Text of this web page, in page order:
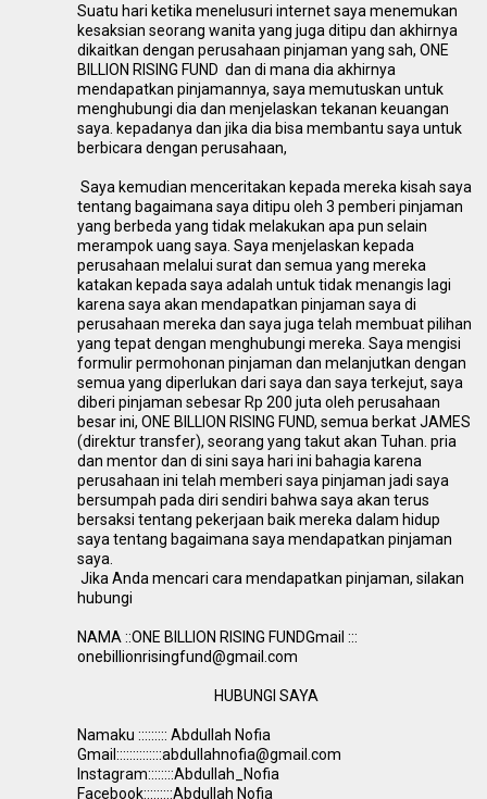
Suatu hari ketika menelusuri internet saya menemukan
kesaksian seorang wanita yang juga ditipu dan akhirnya
dikaitkan dengan perusahaan pinjaman yang sah, ONE
BILLION RISING FUND dan di mana dia akhirnya
mendapatkan pinjamannya, saya memutuskan untuk
menghubungi dia dan menjelaskan tekanan keuangan
saya. kepadanya dan jika dia bisa membantu saya untuk
berbicara dengan perusahaan,
Saya kemudian menceritakan kepada mereka kisah saya
tentang bagaimana saya ditipu oleh 3 pemberi pinjaman
yang berbeda yang tidak melakukan apa pun selain
merampok uang saya. Saya menjelaskan kepada
perusahaan melalui surat dan semua yang mereka
katakan kepada saya adalah untuk tidak menangis lagi
karena saya akan mendapatkan pinjaman saya di
perusahaan mereka dan saya juga telah membuat pilihan
yang tepat dengan menghubungi mereka. Saya mengisi
formulir permohonan pinjaman dan melanjutkan dengan
semua yang diperlukan dari saya dan saya terkejut, saya
diberi pinjaman sebesar Rp 200 juta oleh perusahaan
besar ini, ONE BILLION RISING FUND, semua berkat JAMES
(direktur transfer), seorang yang takut akan Tuhan. pria
dan mentor dan di sini saya hari ini bahagia karena
perusahaan ini telah memberi saya pinjaman jadi saya
bersumpah pada diri sendiri bahwa saya akan terus
bersaksi tentang pekerjaan baik mereka dalam hidup
saya tentang bagaimana saya mendapatkan pinjaman
saya.
Jika Anda mencari cara mendapatkan pinjaman, silakan
hubungi
NAMA ::ONE BILLION RISING FUNDGmail :::
onebillionrisingfund@gmail.com
HUBUNGI SAYA
Namaku ::::::::: Abdullah Nofia
Gmail::::::::::::::abdullahnofia@gmail.com
Instagram::::::::Abdullah_Nofia
Facebook:::::::::Abdullah Nofia